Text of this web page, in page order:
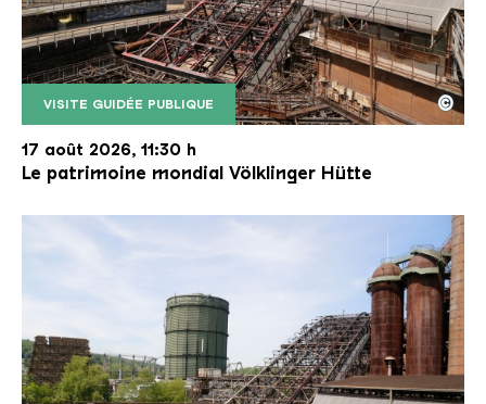
VISITE GUIDÉE PUBLIQUE
Le monte-charge incliné de la Völklinger Hütte
Copyright: Weltkulturerbe Völklinger Hütte | Karl
©
17 août 2026, 11:30 h
Le patrimoine mondial Völklinger Hütte